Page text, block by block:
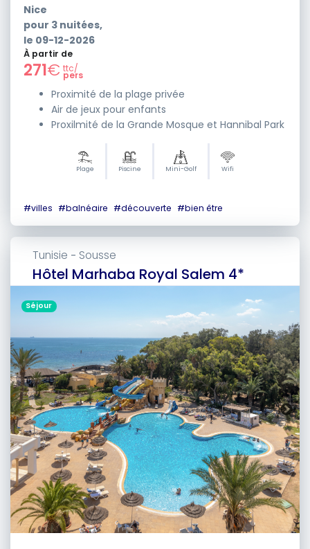
Nice
pour 3 nuitées,
le 09-12-2026
À partir de
271€ ttc/
pers
Proximité de la plage privée
Air de jeux pour enfants
Proxilmité de la Grande Mosque et Hannibal Park
Plage Piscine Mini-Golf Wifi
#villes #balnéaire #découverte #bien être
Hôtel Marhaba Royal Salem 4*
Tunisie - Sousse
Séjour